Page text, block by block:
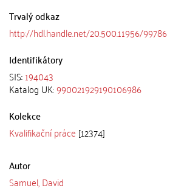
Trvalý odkaz
http://hdl.handle.net/20.500.11956/99786
Identifikátory
SIS:194043
Katalog UK:990021929190106986
Kolekce
Kvalifikační práce [12374]
Autor
Samuel, David